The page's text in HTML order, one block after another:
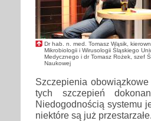
Dr hab. n. med. Tomasz Wąsik,
Mikrobiologii i Wirusologii Śląskiego
Medycznego i dr Tomasz Rożek, szef
Naukowej
Szczepienia
tych szczepień
Niedogodnością systemu
niektóre są już przestarzałe.